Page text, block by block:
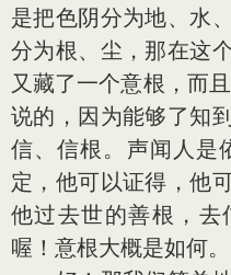
是把色阴分为地、水
分为根、尘，那在这
又藏了一个意根，而
说的，因为能够了知
信、信根。声闻人是
定，他可以证得，他
他过去世的善根，去
喔！意根大概是如何。